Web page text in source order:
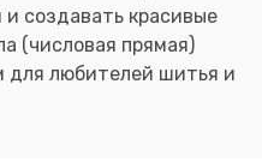
и создавать красивые
(числовая прямая)
для любителей шитья и